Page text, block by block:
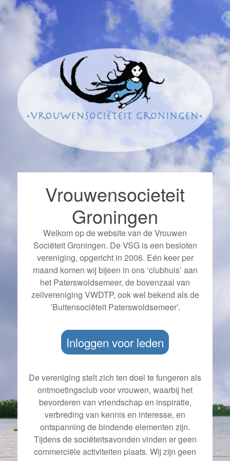
Vrouwensocieteit
Groningen
Welkom op de website van de Vrouwen
Sociëteit Groningen. De VSG is een besloten
vereniging, opgericht in 2006. Eén keer per
maand komen wij bijeen in ons ‘clubhuis’ aan
het Paterswoldsemeer, de bovenzaal van
zeilvereniging VWDTP, ook wel bekend als de
’Buitensociëteit Paterswoldsemeer’.
Inloggen voor leden
De vereniging stelt zich ten doel te fungeren als
ontmoetingsclub voor vrouwen, waarbij het
bevorderen van vriendschap en inspiratie,
verbreding van kennis en interesse, en
ontspanning de bindende elementen zijn.
Tijdens de sociëteitsavonden vinden er geen
commerciële activiteiten plaats. Wij zijn geen